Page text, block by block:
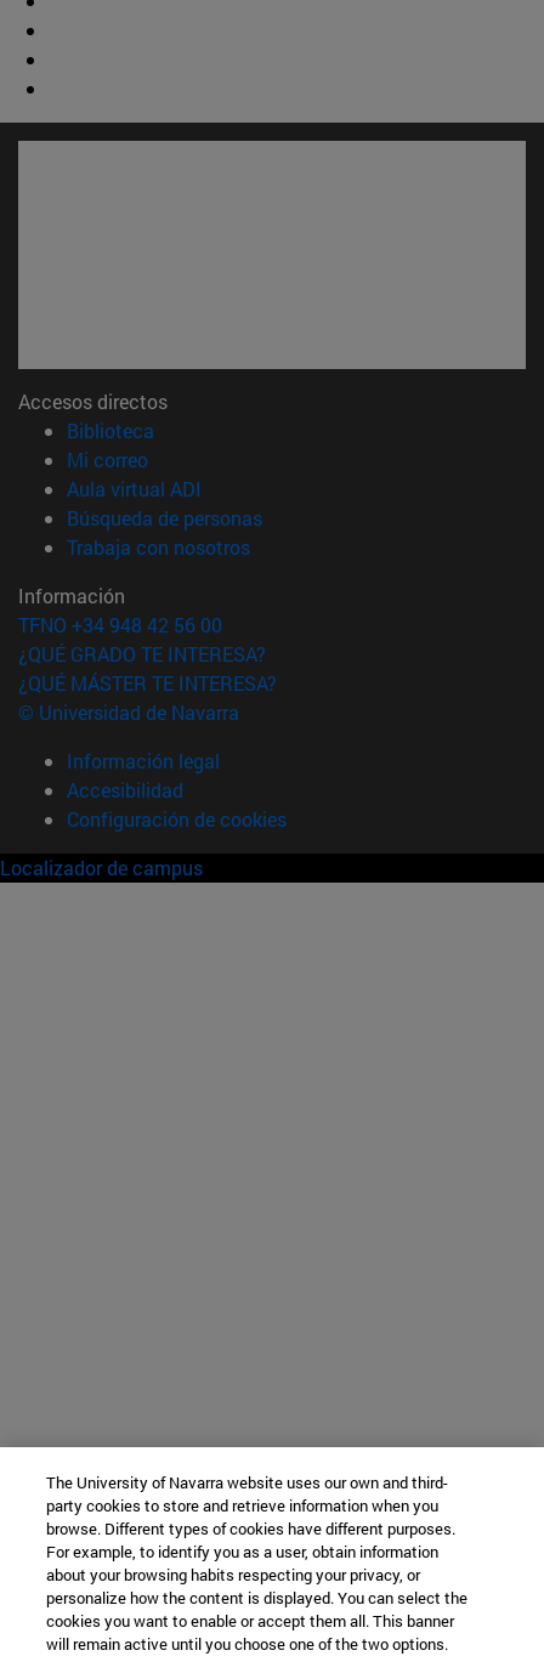
Accesos directos
Biblioteca
Mi correo(abre en nueva ventana)
Aula virtual ADI
Búsqueda de personas(abre en nueva ventana)
Trabaja con nosotros(abre en nueva ventana)
Información
TFNO +34 948 42 56 00
¿QUÉ GRADO TE INTERESA?
¿QUÉ MÁSTER TE INTERESA?
© Universidad de Navarra
Información legal
Accesibilidad
Configuración de cookies
Localizador de campus
The University of Navarra website uses our own and third-
party cookies to store and retrieve information when you
browse. Different types of cookies have different purposes.
For example, to identify you as a user, obtain information
about your browsing habits respecting your privacy, or
personalize how the content is displayed. You can select the
cookies you want to enable or accept them all. This banner
will remain active until you choose one of the two options.